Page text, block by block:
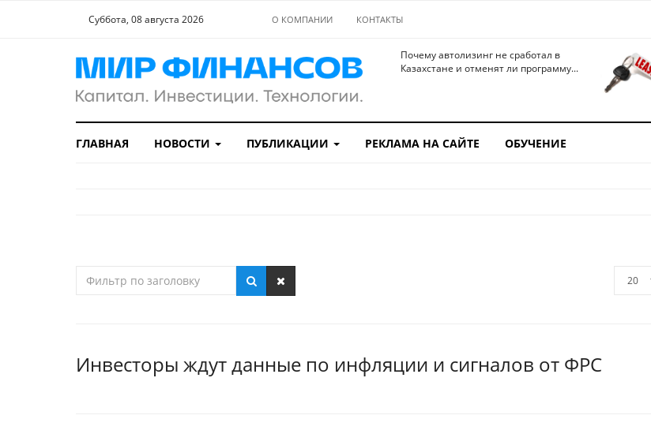
Суббота, 08 августа 2026 О КОМПАНИИ КОНТАКТЫ
Почему автолизинг не сработал в
Казахстане и отменят ли программу...
ГЛАВНАЯ НОВОСТИ ПУБЛИКАЦИИ РЕКЛАМА НА САЙТЕ ОБУЧЕНИЕ
Инвесторы ждут данные по инфляции и сигналов от ФРС